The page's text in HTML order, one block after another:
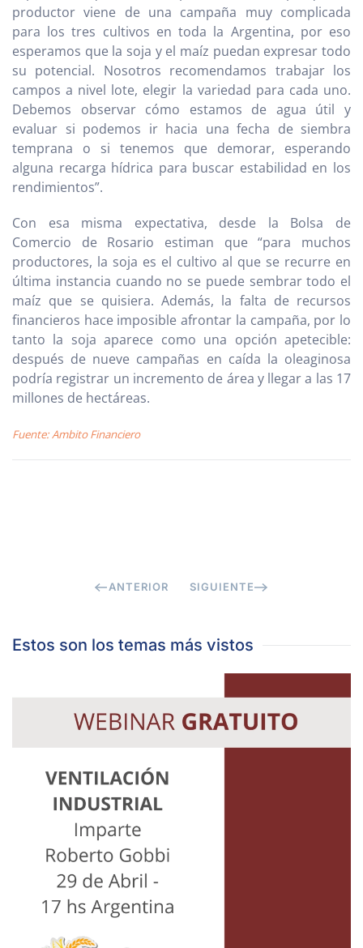
productor viene de una campaña muy complicada
para los tres cultivos en toda la Argentina, por eso
esperamos que la soja y el maíz puedan expresar todo
su potencial. Nosotros recomendamos trabajar los
campos a nivel lote, elegir la variedad para cada uno.
Debemos observar cómo estamos de agua útil y
evaluar si podemos ir hacia una fecha de siembra
temprana o si tenemos que demorar, esperando
alguna recarga hídrica para buscar estabilidad en los
rendimientos”.
Con esa misma expectativa, desde la Bolsa de
Comercio de Rosario estiman que “para muchos
productores, la soja es el cultivo al que se recurre en
última instancia cuando no se puede sembrar todo el
maíz que se quisiera. Además, la falta de recursos
financieros hace imposible afrontar la campaña, por lo
tanto la soja aparece como una opción apetecible:
después de nueve campañas en caída la oleaginosa
podría registrar un incremento de área y llegar a las 17
millones de hectáreas.
Fuente: Ambito Financiero
ANTERIOR SIGUIENTE
Estos son los temas más vistos